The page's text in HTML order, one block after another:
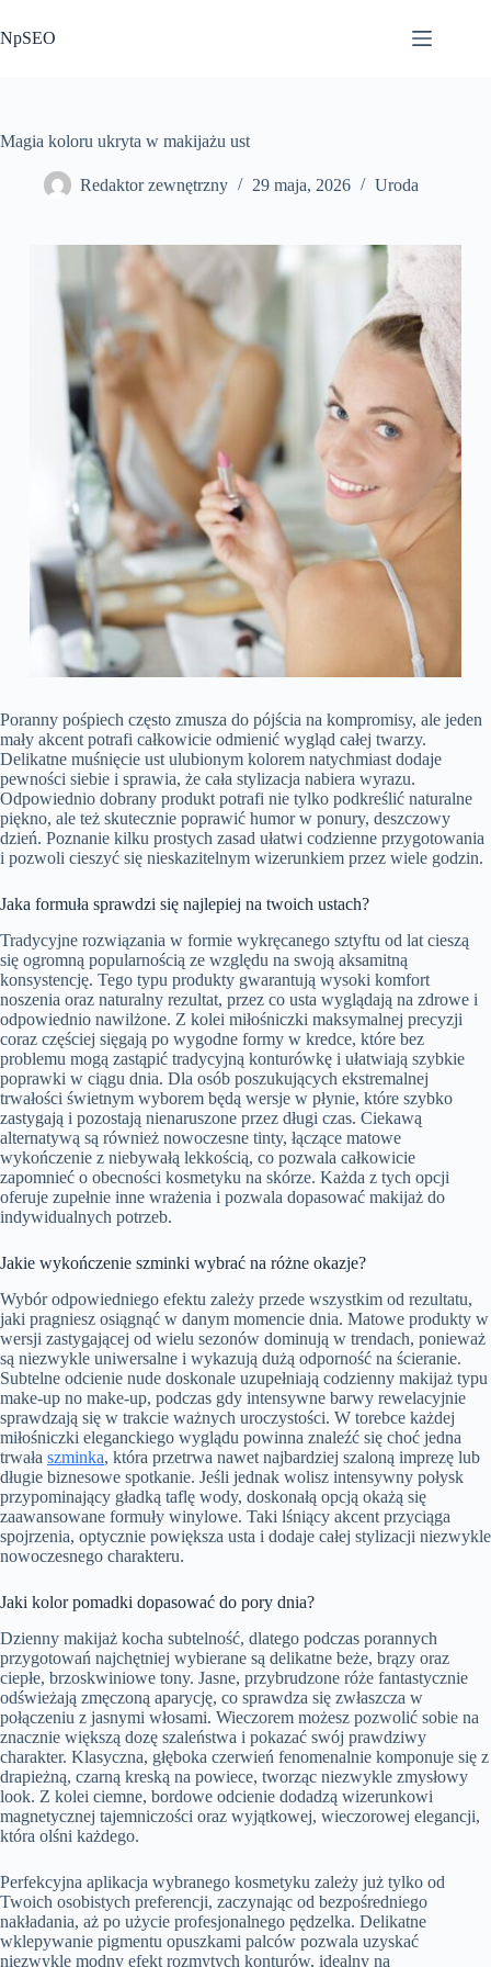
do
treści
NpSEO
Magia koloru ukryta w makijażu ust
Redaktor zewnętrzny 29 maja, 2026 Uroda
Poranny pośpiech często zmusza do pójścia na kompromisy, ale jeden
mały akcent potrafi całkowicie odmienić wygląd całej twarzy.
Delikatne muśnięcie ust ulubionym kolorem natychmiast dodaje
pewności siebie i sprawia, że cała stylizacja nabiera wyrazu.
Odpowiednio dobrany produkt potrafi nie tylko podkreślić naturalne
piękno, ale też skutecznie poprawić humor w ponury, deszczowy
dzień. Poznanie kilku prostych zasad ułatwi codzienne przygotowania
i pozwoli cieszyć się nieskazitelnym wizerunkiem przez wiele godzin.
Jaka formuła sprawdzi się najlepiej na twoich ustach?
Tradycyjne rozwiązania w formie wykręcanego sztyftu od lat cieszą
się ogromną popularnością ze względu na swoją aksamitną
konsystencję. Tego typu produkty gwarantują wysoki komfort
noszenia oraz naturalny rezultat, przez co usta wyglądają na zdrowe i
odpowiednio nawilżone. Z kolei miłośniczki maksymalnej precyzji
coraz częściej sięgają po wygodne formy w kredce, które bez
problemu mogą zastąpić tradycyjną konturówkę i ułatwiają szybkie
poprawki w ciągu dnia. Dla osób poszukujących ekstremalnej
trwałości świetnym wyborem będą wersje w płynie, które szybko
zastygają i pozostają nienaruszone przez długi czas. Ciekawą
alternatywą są również nowoczesne tinty, łączące matowe
wykończenie z niebywałą lekkością, co pozwala całkowicie
zapomnieć o obecności kosmetyku na skórze. Każda z tych opcji
oferuje zupełnie inne wrażenia i pozwala dopasować makijaż do
indywidualnych potrzeb.
Jakie wykończenie szminki wybrać na różne okazje?
Wybór odpowiedniego efektu zależy przede wszystkim od rezultatu,
jaki pragniesz osiągnąć w danym momencie dnia. Matowe produkty w
wersji zastygającej od wielu sezonów dominują w trendach, ponieważ
są niezwykle uniwersalne i wykazują dużą odporność na ścieranie.
Subtelne odcienie nude doskonale uzupełniają codzienny makijaż typu
make-up no make-up, podczas gdy intensywne barwy rewelacyjnie
sprawdzają się w trakcie ważnych uroczystości. W torebce każdej
miłośniczki eleganckiego wyglądu powinna znaleźć się choć jedna
trwała szminka, która przetrwa nawet najbardziej szaloną imprezę lub
długie biznesowe spotkanie. Jeśli jednak wolisz intensywny połysk
przypominający gładką taflę wody, doskonałą opcją okażą się
zaawansowane formuły winylowe. Taki lśniący akcent przyciąga
spojrzenia, optycznie powiększa usta i dodaje całej stylizacji niezwykle
nowoczesnego charakteru.
Jaki kolor pomadki dopasować do pory dnia?
Dzienny makijaż kocha subtelność, dlatego podczas porannych
przygotowań najchętniej wybierane są delikatne beże, brązy oraz
ciepłe, brzoskwiniowe tony. Jasne, przybrudzone róże fantastycznie
odświeżają zmęczoną aparycję, co sprawdza się zwłaszcza w
połączeniu z jasnymi włosami. Wieczorem możesz pozwolić sobie na
znacznie większą dozę szaleństwa i pokazać swój prawdziwy
charakter. Klasyczna, głęboka czerwień fenomenalnie komponuje się z
drapieżną, czarną kreską na powiece, tworząc niezwykle zmysłowy
look. Z kolei ciemne, bordowe odcienie dodadzą wizerunkowi
magnetycznej tajemniczości oraz wyjątkowej, wieczorowej elegancji,
która olśni każdego.
Perfekcyjna aplikacja wybranego kosmetyku zależy już tylko od
Twoich osobistych preferencji, zaczynając od bezpośredniego
nakładania, aż po użycie profesjonalnego pędzelka. Delikatne
wklepywanie pigmentu opuszkami palców pozwala uzyskać
niezwykle modny efekt rozmytych konturów, idealny na